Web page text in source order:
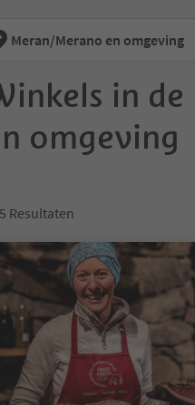
Meran/Merano en omgeving
in
omgeving
Resultaten